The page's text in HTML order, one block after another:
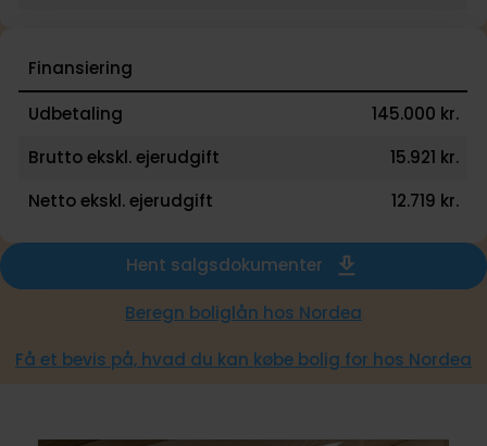
Finansiering
Udbetaling
145.000 kr.
Brutto ekskl. ejerudgift
15.921 kr.
Netto ekskl. ejerudgift
12.719 kr.
Hent salgsdokumenter
Beregn boliglån hos Nordea
Få et bevis på, hvad du kan købe bolig for hos Nordea